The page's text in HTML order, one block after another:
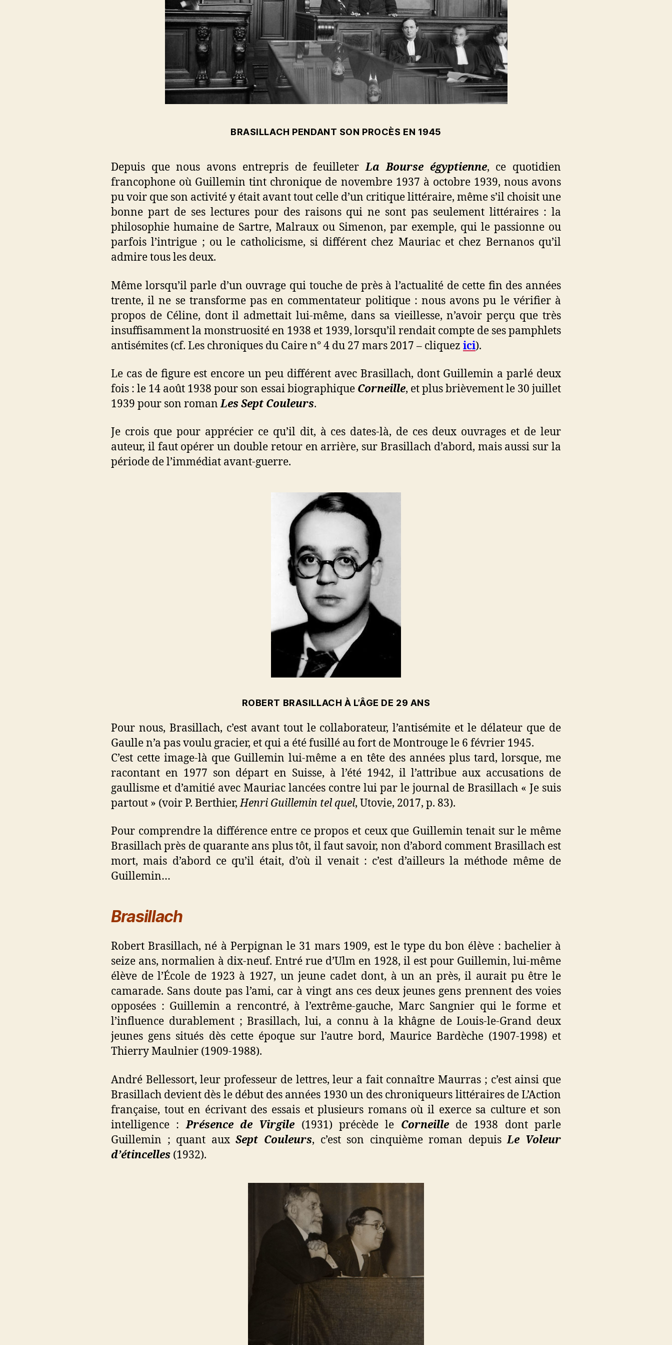
BRASILLACH PENDANT SON PROCÈS EN 1945
Depuis que nous avons entrepris de feuilleterLa Bourse égyptienne, ce quotidien
francophone où Guillemin tint chronique de novembre 1937 à octobre 1939, nous avons
pu voir que son activité y était avant tout celle d’un critique littéraire, même s’il choisit une
bonne part de ses lectures pour des raisons qui ne sont pas seulement littéraires : la
philosophie humaine de Sartre, Malraux ou Simenon, par exemple, qui le passionne ou
parfois l’intrigue ; ou le catholicisme, si différent chez Mauriac et chez Bernanos qu’il
admire tous les deux.
Même lorsqu’il parle d’un ouvrage qui touche de près à l’actualité de cette fin des années
trente, il ne se transforme pas en commentateur politique : nous avons pu le vérifier à
propos de Céline, dont il admettait lui-même, dans sa vieillesse, n’avoir perçu que très
insuffisamment la monstruosité en 1938 et 1939, lorsqu’il rendait compte de ses pamphlets
antisémites (cf. Les chroniques du Caire n° 4 du 27 mars 2017 – cliquez ici).
Le cas de figure est encore un peu différent avec Brasillach, dont Guillemin a parlé deux
fois : le 14 août 1938 pour son essai biographique Corneille, et plus brièvement le 30 juillet
1939 pour son romanLes Sept Couleurs.
Je crois que pour apprécier ce qu’il dit, à ces dates-là, de ces deux ouvrages et de leur
auteur, il faut opérer un double retour en arrière, sur Brasillach d’abord, mais aussi sur la
période de l’immédiat avant-guerre.
ROBERT BRASILLACH À L’ÂGE DE 29 ANS
Pour nous, Brasillach, c’est avant tout le collaborateur, l’antisémite et le délateur que de
Gaulle n’a pas voulu gracier, et qui a été fusillé au fort de Montrouge le 6 février 1945.
C’est cette image-là que Guillemin lui-même a en tête des années plus tard, lorsque, me
racontant en 1977 son départ en Suisse, à l’été 1942, il l’attribue aux accusations de
gaullisme et d’amitié avec Mauriac lancées contre lui par le journal de Brasillach « Je suis
partout » (voir P. Berthier,Henri Guillemin tel quel, Utovie, 2017, p. 83).
Pour comprendre la différence entre ce propos et ceux que Guillemin tenait sur le même
Brasillach près de quarante ans plus tôt, il faut savoir, non d’abord comment Brasillach est
mort, mais d’abord ce qu’il était, d’où il venait : c’est d’ailleurs la méthode même de
Guillemin…
Brasillach
Robert Brasillach, né à Perpignan le 31 mars 1909, est le type du bon élève : bachelier à
seize ans, normalien à dix-neuf. Entré rue d’Ulm en 1928, il est pour Guillemin, lui-même
élève de l’École de 1923 à 1927, un jeune cadet dont, à un an près, il aurait pu être le
camarade. Sans doute pas l’ami, car à vingt ans ces deux jeunes gens prennent des voies
opposées : Guillemin a rencontré, à l’extrême-gauche, Marc Sangnier qui le forme et
l’influence durablement ; Brasillach, lui, a connu à la khâgne de Louis-le-Grand deux
jeunes gens situés dès cette époque sur l’autre bord, Maurice Bardèche (1907-1998) et
Thierry Maulnier (1909-1988).
André Bellessort, leur professeur de lettres, leur a fait connaître Maurras ; c’est ainsi que
Brasillach devient dès le début des années 1930 un des chroniqueurs littéraires de L’Action
française, tout en écrivant des essais et plusieurs romans où il exerce sa culture et son
intelligence :Présence de Virgile (1931) précède le Corneillede 1938 dont parle
Guillemin ; quant auxSept Couleurs, c’est son cinquième roman depuisLe Voleur
d’étincelles (1932).